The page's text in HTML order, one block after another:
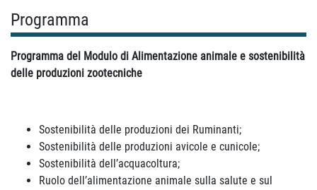
Programma
Programma del Modulo di Alimentazione animale e sostenibilità
delle produzioni zootecniche
Sostenibilità delle produzioni dei Ruminanti;
Sostenibilità delle produzioni avicole e cunicole;
Sostenibilità dell’acquacoltura;
Ruolo dell’alimentazione animale sulla salute e sul